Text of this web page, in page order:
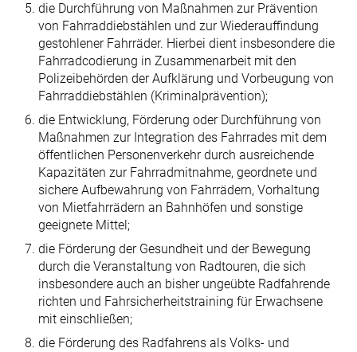
die Durchführung von Maßnahmen zur Prävention
von Fahrraddiebstählen und zur Wiederauffindung
gestohlener Fahrräder. Hierbei dient insbesondere die
Fahrradcodierung in Zusammenarbeit mit den
Polizeibehörden der Aufklärung und Vorbeugung von
Fahrraddiebstählen (Kriminalprävention);
die Entwicklung, Förderung oder Durchführung von
Maßnahmen zur Integration des Fahrrades mit dem
öffentlichen Personenverkehr durch ausreichende
Kapazitäten zur Fahrradmitnahme, geordnete und
sichere Aufbewahrung von Fahrrädern, Vorhaltung
von Mietfahrrädern an Bahnhöfen und sonstige
geeignete Mittel;
die Förderung der Gesundheit und der Bewegung
durch die Veranstaltung von Radtouren, die sich
insbesondere auch an bisher ungeübte Radfahrende
richten und Fahrsicherheitstraining für Erwachsene
mit einschließen;
die Förderung des Radfahrens als Volks- und